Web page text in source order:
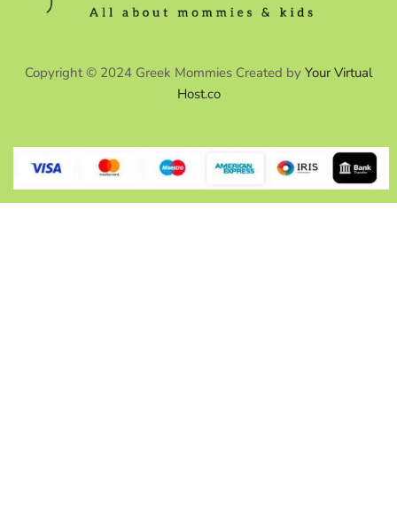
Copyright © 2024 Greek Mommies Created by Your Virtual
Host.co